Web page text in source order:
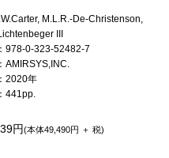
M.L.R.-De-Christenson,
III
：978-0-323-52482-7
：AMIRSYS,INC.
：2020年
：441pp.
円(本体49,490円 ＋ 税)